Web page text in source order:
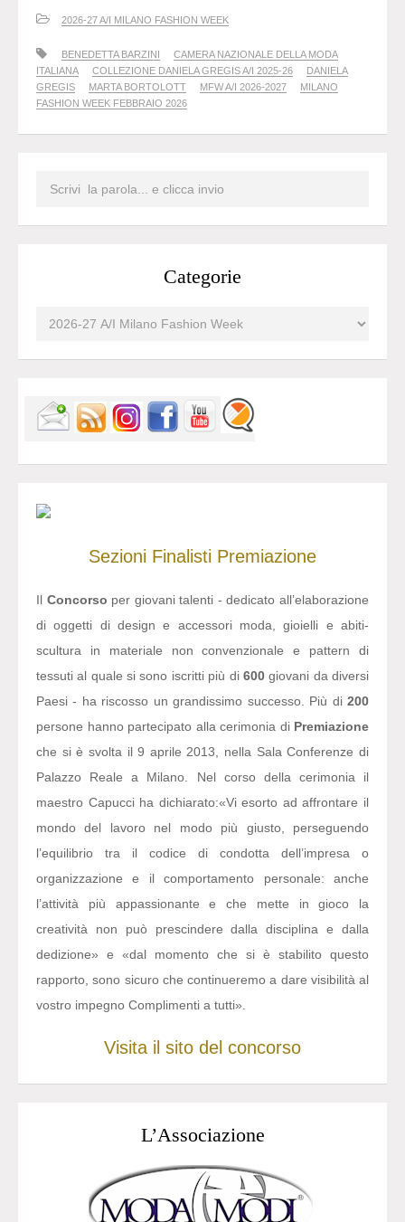
2026-27 A/I MILANO FASHION WEEK
BENEDETTA BARZINI
CAMERA NAZIONALE DELLA MODA
ITALIANA
COLLEZIONE DANIELA GREGIS A/I 2025-26
DANIELA
GREGIS
MARTA BORTOLOTT MFW A/I 2026-2027
MILANO
FASHION WEEK FEBBRAIO 2026
Categorie
Sezioni Finalisti Premiazione
Il Concorso per giovani talenti - dedicato all’elaborazione
di oggetti di design e accessori moda, gioielli e abiti-
scultura in materiale non convenzionale e pattern di
tessuti al quale si sono iscritti più di 600giovani da diversi
Paesi - ha riscosso un grandissimo successo. Più di 200
persone hanno partecipato alla cerimonia di Premiazione
che si è svolta il 9 aprile 2013, nella Sala Conferenze di
Palazzo Reale a Milano. Nel corso della cerimonia il
maestro Capucci ha dichiarato:«Vi esorto ad affrontare il
mondo del lavoro nel modo più giusto, perseguendo
l’equilibrio tra il codice di condotta dell’impresa o
organizzazione e il comportamento personale: anche
l’attività più appassionante e che mette in gioco la
creatività non può prescindere dalla disciplina e dalla
dedizione» e «dal momento che si è stabilito questo
rapporto, sono sicuro che continueremo a dare visibilità al
vostro impegno Complimenti a tutti».
Visita il sito del concorso
L’Associazione